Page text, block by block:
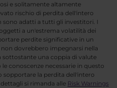
e solitamente altamente
rischio di perdita dell'intero
adatti a tutti gli investitori. I
a un'estrema volatilità dei
perdite significative in un
dovrebbero impegnarsi nella
sottostante una coppia di valute
conoscenze necessarie in questo
sopportare la perdita dell'intero
si rimanda alle Risk Warnings